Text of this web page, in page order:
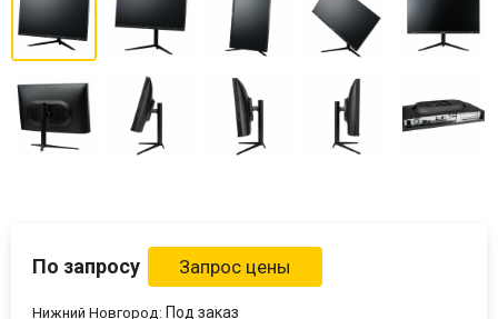
По запросу
Нижний Новгород: Под заказ